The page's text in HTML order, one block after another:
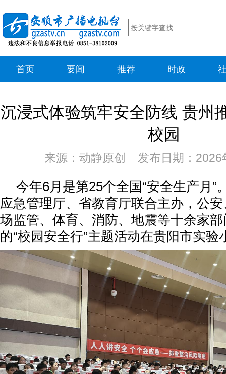
首页 要闻 推荐 时政
沉浸式体验筑牢安全防线 贵州
校园
来源：动静原创 发布日期：2026
今年6月是第25个全国“安全生产月”
应急管理厅、省教育厅联合主办，公
场监管、体育、消防、地震等十余家
的“校园安全行”主题活动在贵阳市实验